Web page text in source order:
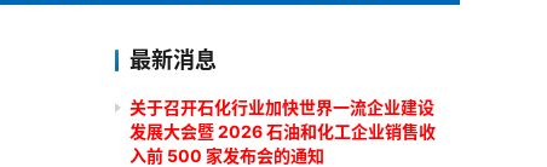
最新消息
关于召开石化行业加快世界一流企业建设
发展大会暨 2026 石油和化工企业销售收
入前 500 家发布会的通知